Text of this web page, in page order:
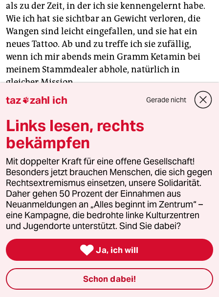
als zu der Zeit, in der ich sie kennengelernt habe.
Wie ich hat sie sichtbar an Gewicht verloren, die
Wangen sind leicht eingefallen, und sie hat ein
neues Tattoo. Ab und zu treffe ich sie zufällig,
wenn ich mir abends mein Gramm Ketamin bei
meinem Stammdealer abhole, natürlich in
gleicher Mission.
doch widerstrebend zur Kenntnis. Wenn sie das
macht, was bedeutet das für mich? Wird es dann
nicht auch für mich langsam Zeit, etwas zu
verändern?
Wenn man süchtig ist und noch ein bisschen
Restverstand besitzt, spielt man zwangsläufig
diverse Exit-Szenarien durch. Wie man ab sofort
Sport machen, wieder mehr rausgehen oder
andere Dinge machen will, die nichts mit
konsumieren zu tun haben. Vom
Gedankenkonstrukt zur Verwirklichung ist es
allerdings ein großer Schritt, und ich bin Viola
unendlich dankbar, dass sie mir diesen
taz zahl ich Gerade nicht
Links lesen, rechts
bekämpfen
Mit doppelter Kraft für eine offene Gesellschaft!
Besonders jetzt brauchen Menschen, die sich gegen
Rechtsextremismus einsetzen, unsere Solidarität.
Daher gehen 50 Prozent der Einnahmen aus
Neuanmeldungen an „Alles beginnt im Zentrum“ –
eine Kampagne, die bedrohte linke Kulturzentren
und Jugendorte unterstützt. Sind Sie dabei?
 Ja, ich will
Schon dabei!